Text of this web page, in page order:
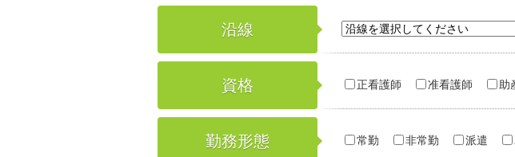
沿線
資格 正看護師 准看護師 助
勤務形態 常勤 非常勤 派遣